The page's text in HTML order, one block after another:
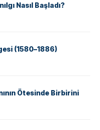
Nasıl Başladı?
(1580–1886)
Ötesinde Birbirini